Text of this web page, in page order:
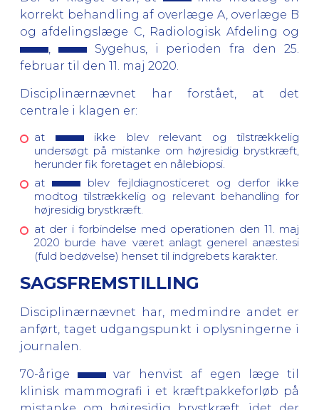
korrekt behandling af overlæge A, overlæge B
og afdelingslæge C, Radiologisk Afdeling og
Sygehus, i perioden fra den 25.
februar til den 11. maj 2020.
Disciplinærnævnet har forstået, at det
centrale i klagen er:
at
ikke blev relevant og tilstrækkelig
undersøgt på mistanke om højresidig brystkræft,
herunder fik foretaget en nålebiopsi.
at
blev fejldiagnosticeret og derfor ikke
modtog tilstrækkelig og relevant behandling for
højresidig brystkræft.
at der i forbindelse med operationen den 11. maj
2020 burde have været anlagt generel anæstesi
(fuld bedøvelse) henset til indgrebets karakter.
SAGSFREMSTILLING
Disciplinærnævnet har, medmindre andet er
anført, taget udgangspunkt i oplysningerne i
journalen.
70-årige
var henvist af egen læge til
klinisk mammografi i et kræftpakkeforløb på